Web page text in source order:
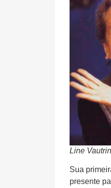
Line Vautrin
Sua
presente